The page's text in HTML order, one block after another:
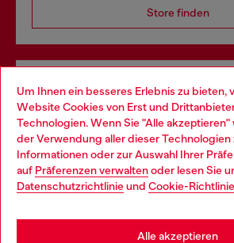
Um Ihnen ein besseres Erlebnis zu bieten,
Website Cookies von Erst und
Technologien. Wenn Sie "Alle
der Verwendung aller dieser Technologien
Informationen oder zur Auswahl Ihrer
auf Präferenzen verwaltenoder lesen Sie
Datenschutzrichtlinieund Cookie-Richtlinie
Alle akzeptieren
Store finden
Omnichannel-Services
Entdecke unser gesamtes Service-
im Store.
Mehr erfahren
Choose your location
You are currently browsing Deutschland
you may be based in United States